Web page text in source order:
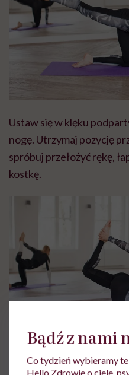
Ustaw się w klęku
nogę. Utrzymaj pozycję
spróbuj przełożyć rękę,
kostkę.
Bądź z nami
Co tydzień wybieramy
Hello Zdrowie o ciele,